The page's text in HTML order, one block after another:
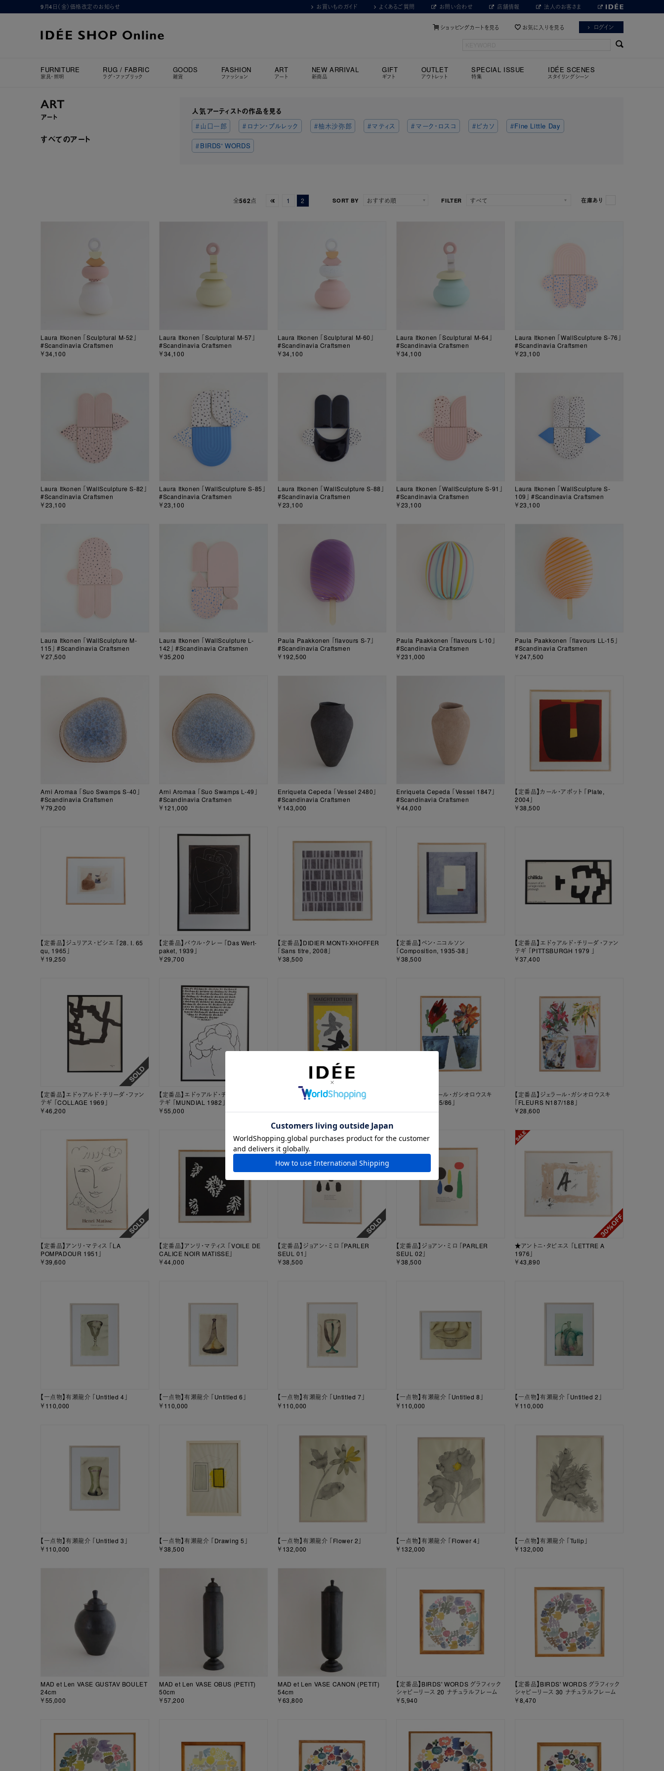
9月4日（金）価格改定のお知らせ お買いものガイド よくあるご質問 お問い合わせ 店舗情報 法人のお客さま
ショッピングカートを見る お気に入りを見る ログイン
FURNITURE
家具・照明
RUG / FABRIC
ラグ・ファブリック
GOODS
雑貨
FASHION
ファッション
ART
アート
NEW ARRIVAL
新商品
GIFT
ギフト
OUTLET
アウトレット
SPECIAL ISSUE
特集
IDÉE SCENES
スタイリングシーン
ART
アート
すべてのアート
人気アーティストの作品を見る
＃山口一郎 ＃ロナン・ブルレック ＃柚木沙弥郎 ＃マティス ＃マーク・ロスコ ＃ピカソ ＃Fine Little Day
＃BIRDS' WORDS
全562点 1 2 在庫あり
FILTER
SORT BY
Laura Itkonen 「Sculptural M-52」
#Scandinavia Craftsmen
￥34,100
Laura Itkonen 「Sculptural M-57」
#Scandinavia Craftsmen
￥34,100
Laura Itkonen 「Sculptural M-60」
#Scandinavia Craftsmen
￥34,100
Laura Itkonen 「Sculptural M-64」
#Scandinavia Craftsmen
￥34,100
Laura Itkonen 「WallSculpture S-76」
#Scandinavia Craftsmen
￥23,100
Laura Itkonen 「WallSculpture S-82」
#Scandinavia Craftsmen
￥23,100
Laura Itkonen 「WallSculpture S-85」
#Scandinavia Craftsmen
￥23,100
Laura Itkonen 「WallSculpture S-88」
#Scandinavia Craftsmen
￥23,100
Laura Itkonen 「WallSculpture S-91」
#Scandinavia Craftsmen
￥23,100
Laura Itkonen 「WallSculpture S-
109」 #Scandinavia Craftsmen
￥23,100
Laura Itkonen 「WallSculpture M-
115」 #Scandinavia Craftsmen
￥27,500
Laura Itkonen 「WallSculpture L-
142」 #Scandinavia Craftsmen
￥35,200
Paula Paakkonen 「flavours S-7」
#Scandinavia Craftsmen
￥192,500
Paula Paakkonen 「flavours L-10」
#Scandinavia Craftsmen
￥231,000
Paula Paakkonen 「flavours LL-15」
#Scandinavia Craftsmen
￥247,500
Arni Aromaa 「Suo Swamps S-40」
#Scandinavia Craftsmen
￥79,200
Arni Aromaa 「Suo Swamps L-49」
#Scandinavia Craftsmen
￥121,000
Enriqueta Cepeda 「Vessel 2480」
#Scandinavia Craftsmen
￥143,000
Enriqueta Cepeda 「Vessel 1847」
#Scandinavia Craftsmen
￥44,000
【定番品】カール・アボット 「Plate,
2004」
￥38,500
【定番品】ジュリアス・ビシエ 「28. I. 65
qu, 1965」
￥19,250
【定番品】パウル・クレー 「Das Wert-
paket, 1939」
￥29,700
【定番品】DIDIER MONTI-XHOFFER
「Sans titre, 2008」
￥38,500
【定番品】ベン・ニコルソン
「Composition, 1935-38」
￥38,500
【定番品】エドゥアルド・チリーダ・ファン
テギ 「PITTSBURGH 1979 」
￥37,400
【定番品】エドゥアルド・チリーダ・ファン
テギ 「COLLAGE 1969」
￥46,200
【定番品】エドゥアルド・チリーダ・ファン
テギ 「MUNDIAL 1982」
￥55,000
【定番品】ジョルジュ・ブラック
「lithography for an exhibition 」
￥29,700
【定番品】ジェラール・ガシオロウスキ
「FLEURS N085/86」
￥28,600
【定番品】ジェラール・ガシオロウスキ
「FLEURS N187/188」
￥28,600
【定番品】アンリ・マティス 「LA
POMPADOUR 1951」
￥39,600
【定番品】アンリ・マティス 「VOILE DE
CALICE NOIR MATISSE」
￥44,000
【定番品】ジョアン・ミロ 「PARLER
SEUL 01」
￥38,500
【定番品】ジョアン・ミロ 「PARLER
SEUL 02」
￥38,500
★アントニ・タピエス 「LETTRE A
1976」
￥43,890
【一点物】有瀬龍介 「Untitled 4」
￥110,000
【一点物】有瀬龍介 「Untitled 6」
￥110,000
【一点物】有瀬龍介 「Untitled 7」
￥110,000
【一点物】有瀬龍介 「Untitled 8」
￥110,000
【一点物】有瀬龍介 「Untitled 2」
￥110,000
【一点物】有瀬龍介 「Untitled 3」
￥110,000
【一点物】有瀬龍介 「Drawing 5」
￥38,500
【一点物】有瀬龍介 「Flower 2」
￥132,000
【一点物】有瀬龍介 「Flower 4」
￥132,000
【一点物】有瀬龍介 「Tulip」
￥132,000
MAD et Len VASE GUSTAV BOULET
24cm
￥55,000
MAD et Len VASE OBUS (PETIT)
50cm
￥57,200
MAD et Len VASE CANON (PETIT)
54cm
￥63,800
【定番品】BIRDS' WORDS グラフィック
シャビーリース 20 ナチュラルフレーム
￥5,940
【定番品】BIRDS' WORDS グラフィック
シャビーリース 30 ナチュラルフレーム
￥8,470